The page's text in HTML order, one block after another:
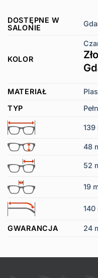
DOSTĘPNE W
SALONIE
KOLOR
MATERIAŁ
TYP
139
48
52
19
140
GWARANCJA 24